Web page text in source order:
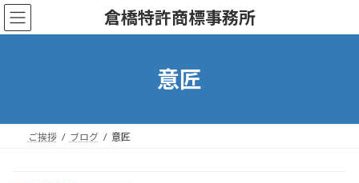
コ
ン
ナ
ビ
倉橋特許商標事務所
意匠
ご挨拶 ブログ 意匠